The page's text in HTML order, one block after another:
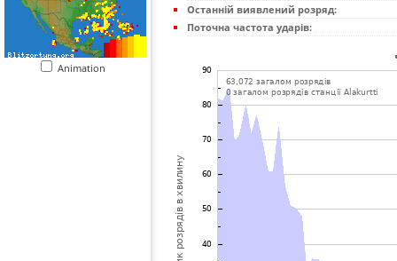
Animation
Останній виявлений розряд:
Поточна частота ударів: